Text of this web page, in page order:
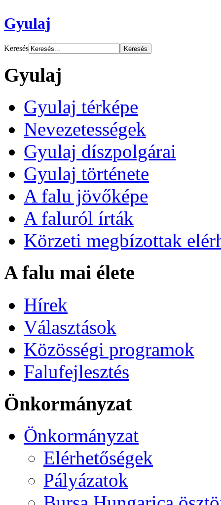
Gyulaj
Keresés
Gyulaj
Gyulaj térképe
Nevezetességek
Gyulaj díszpolgárai
Gyulaj története
A falu jövőképe
A faluról írták
Körzeti megbízottak
A falu mai élete
Hírek
Választások
Közösségi programok
Falufejlesztés
Önkormányzat
Önkormányzat
Elérhetőségek
Pályázatok